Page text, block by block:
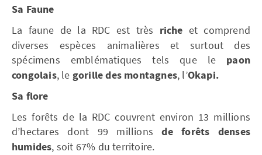
Sa Faune
La faune de la RDC est très riche et comprend
diverses espèces animalières et surtout des
spécimens emblématiques tels que le paon
congolais, le gorille des montagnes, l’Okapi.
Sa flore
Les forêts de la RDC couvrent environ 13 millions
d’hectares dont 99 millionsde forêts denses
humides, soit 67% du territoire.